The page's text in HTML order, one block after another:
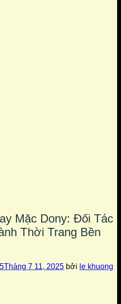
Mặc Dony: Đối Tác
Thời Trang Bền
Tháng 7 11, 2025 bởi le khuong